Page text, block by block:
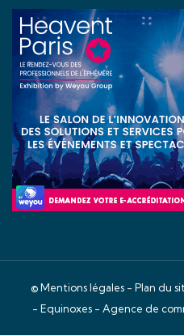
©Mentions légales - Plan du
- Equinoxes - Agence de